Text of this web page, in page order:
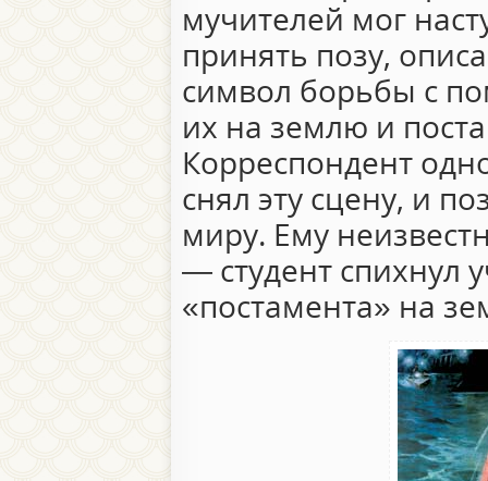
мучителей мог
принять позу,
символ борьбы с
их на землю и
Корреспондент
снял эту сцену, и
миру. Ему
— студент спихнул
«постамента» на